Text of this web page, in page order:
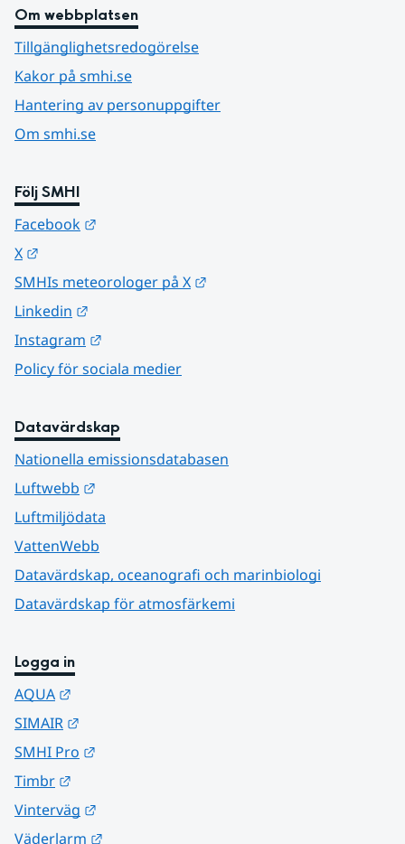
Om webbplatsen
Tillgänglighetsredogörelse
Kakor på smhi.se
Hantering av personuppgifter
Om smhi.se
Följ SMHI
Facebook
X
SMHIs meteorologer på X
Linkedin
Instagram
Policy för sociala medier
Datavärdskap
Nationella emissionsdatabasen
Luftwebb
Luftmiljödata
VattenWebb
Datavärdskap, oceanografi och marinbiologi
Datavärdskap för atmosfärkemi
Logga in
AQUA
SIMAIR
SMHI Pro
Timbr
Vinterväg
Väderlarm